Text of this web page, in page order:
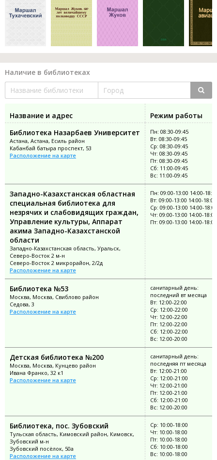
Наличие в библиотеках
Название и адрес
Режим работы
Библиотека Назарбаев Университет
Астана, Астана, Есиль район
Кабанбай батыра проспект, 53
Расположение на карте
Пн: 08:30-09:45
Вт: 08:30-09:45
Ср: 08:30-09:45
Чт: 08:30-09:45
Пт: 08:30-09:45
Сб: 11:00-09:45
Вс: 11:00-09:45
Западно-Казахстанская областная
специальная библиотека для
незрячих и слабовидящих граждан,
Управление культуры, Аппарат
акима Западно-Казахстанской
области
Западно-Казахстанская область, Уральск,
Северо-Восток 2 м-н
Северо-Восток 2 микрорайон, 2/2д
Расположение на карте
Пн: 09:00-13:00 14:00-
Вт: 09:00-13:00 14:00-18:00
Ср: 09:00-13:00 14:00-18:00
Чт: 09:00-13:00 14:00-18:00
Пт: 09:00-13:00 14:00-18:00
Библиотека №53
Москва, Москва, Свиблово район
Седова, 3
Расположение на карте
санитарный день:
последний вт месяца
Вт: 12:00-22:00
Ср: 12:00-22:00
Чт: 12:00-22:00
Пт: 12:00-22:00
Сб: 12:00-22:00
Вс: 12:00-20:00
Детская библиотека №200
Москва, Москва, Кунцево район
Ивана Франко, 32 к1
Расположение на карте
санитарный день:
последняя пт месяца
Вт: 12:00-21:00
Ср: 12:00-21:00
Чт: 12:00-21:00
Пт: 12:00-21:00
Сб: 12:00-21:00
Вс: 12:00-20:00
Библиотека, пос. Зубовский
Тульская область, Кимовский район, Кимовск,
Зубовский м-н
Зубовский посёлок, 50а
Расположение на карте
Ср: 10:00-18:00
Чт: 10:00-18:00
Пт: 10:00-18:00
Сб: 10:00-18:00
Вс: 10:00-18:00